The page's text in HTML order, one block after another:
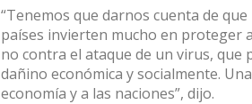
“Tenemos que darnos cuenta de
países invierten mucho en proteger
no contra el ataque de un virus, que
dañino económica y socialmente.
economía y a las naciones”, dijo.